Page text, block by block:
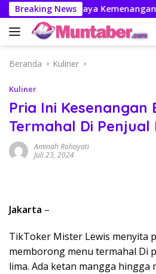
Langsung
ke
konten
Breaking News
Persebaya Kemenangan Trophy
Beranda Kuliner
Kuliner
Pria Ini Kesenangan
Termahal Di Penjual
Aminah Rohayati
Juli 23, 2024
Jakarta –
TikToker Mister Lewis menyita
memborong menu termahal Di
lima. Ada ketan mangga hingga